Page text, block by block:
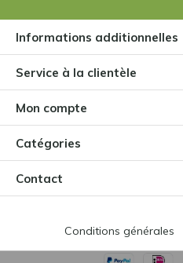
Informations additionnelles
Service à la clientèle
Mon compte
Catégories
Contact
Conditions générales